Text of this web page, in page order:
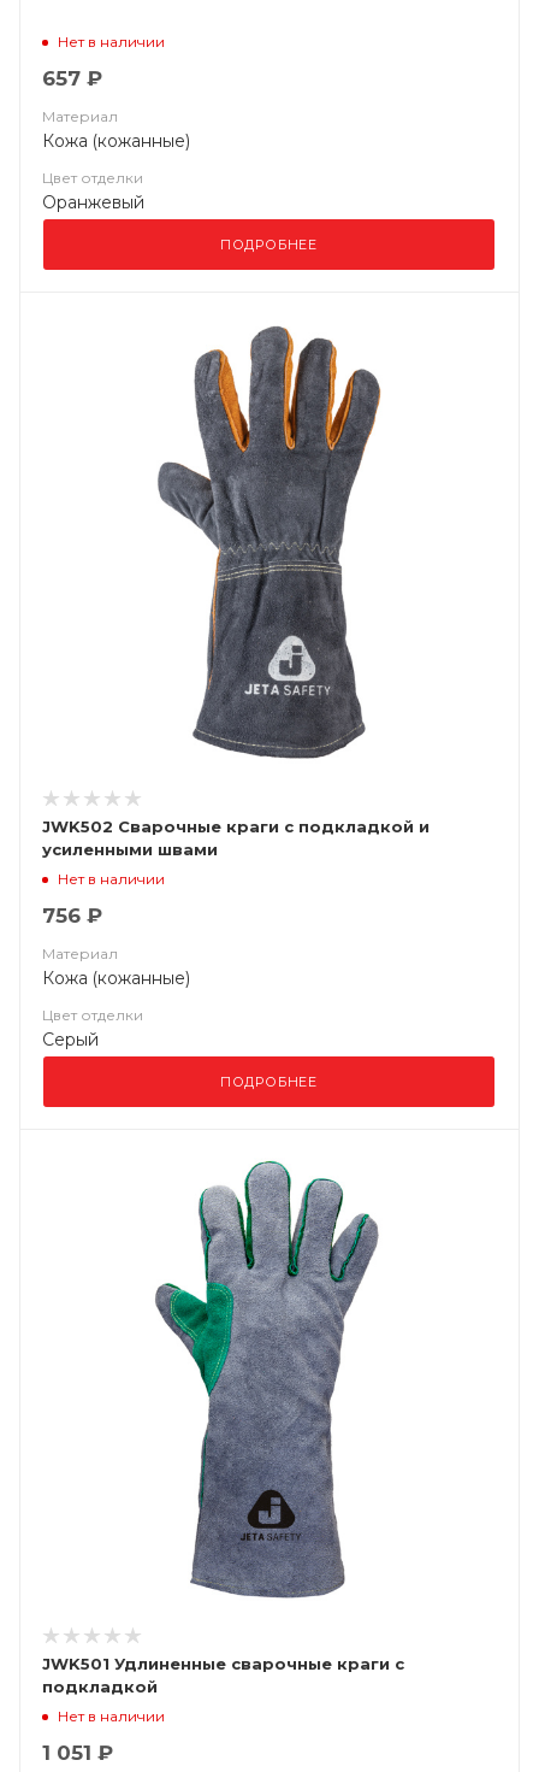
Нет в наличии
657 ₽
Материал
Кожа (кожанные)
Цвет отделки
Оранжевый
ПОДРОБНЕЕ
JWK502 Сварочные краги c подкладкой и
усиленными швами
Нет в наличии
756 ₽
Материал
Кожа (кожанные)
Цвет отделки
Серый
ПОДРОБНЕЕ
JWK501 Удлиненные сварочные краги c
подкладкой
Нет в наличии
1 051 ₽